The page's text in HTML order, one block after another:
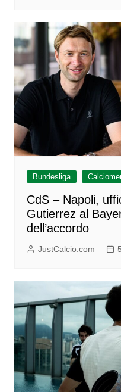
Bundesliga
CdS – Napoli,
Gutierrez al
dell’accordo
JustCalcio.com